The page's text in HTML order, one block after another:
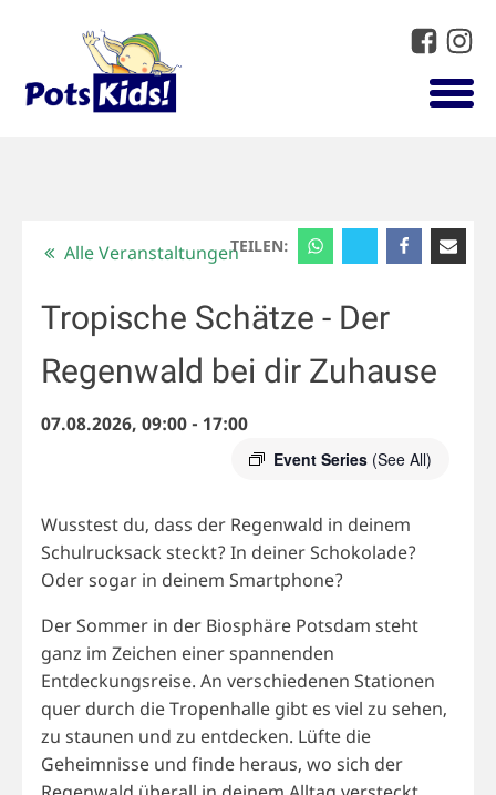
TEILEN:
Alle Veranstaltungen
Tropische Schätze - Der
Regenwald bei dir Zuhause
07.08.2026, 09:00- 17:00
Event Series (See All)
Wusstest du, dass der Regenwald in deinem
Schulrucksack steckt? In deiner Schokolade?
Oder sogar in deinem Smartphone?
Der Sommer in der Biosphäre Potsdam steht
ganz im Zeichen einer spannenden
Entdeckungsreise. An verschiedenen Stationen
quer durch die Tropenhalle gibt es viel zu sehen,
zu staunen und zu entdecken. Lüfte die
Geheimnisse und finde heraus, wo sich der